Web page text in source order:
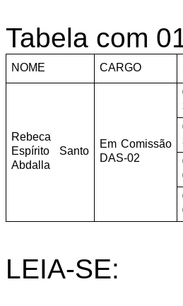
Tabela com
NOME CARGO
Rebeca
Espírito Santo
Abdalla
Em Comissão
DAS-02
LEIA-SE: